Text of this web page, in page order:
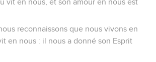
vit en nous, et son amour en nous est
reconnaissons que nous vivons en
en nous : il nous a donné son Esprit